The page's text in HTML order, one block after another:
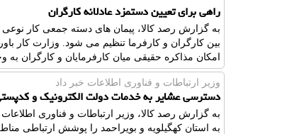
راهی برای تعیین دستمزد عادلانه کارگران
به گزارش رصد کالا، پیمان های دسته جمعی کار
بین کارگران و کارفرما تنظیم می شود. وزارت کار
امکان مذاکره حقیقی میان کارفرمایان و کارگران
وزیر ارتباطات و فناوری اطلاعات خبر داد
دسترسی عشایر به خدمات دولت الکترونیک و
به گزارش رصد کالا، وزیر ارتباطات و فناوری
به استان کهگیلویه و بویراحمد را پوشش ارتباطی